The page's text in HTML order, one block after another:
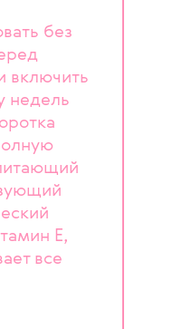
без
включить
недель
Е,
все